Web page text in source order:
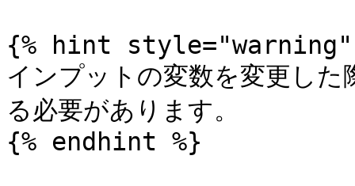
{% hint style="warning"
インプットの変数を変更し
る必要があります。
{% endhint %}